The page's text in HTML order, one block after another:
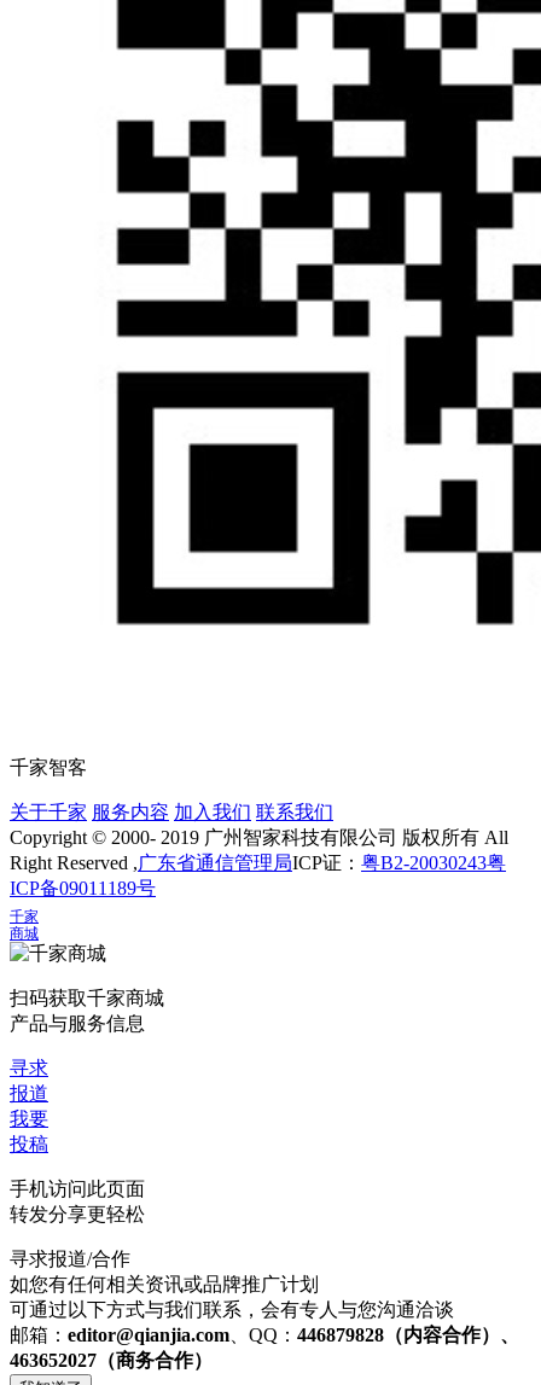
千家智客
关于千家 服务内容 加入我们 联系我们
Copyright © 2000- 2019 广州智家科技有限公司 版权所有 All
Right Reserved ,广东省通信管理局ICP证： 粤B2-20030243粤
ICP备09011189号
千家
商城
扫码获取千家商城
产品与服务信息
寻求
报道
我要
投稿
手机访问此页面
转发分享更轻松
寻求报道/合作
如您有任何相关资讯或品牌推广计划
可通过以下方式与我们联系，会有专人与您沟通洽谈
邮箱： editor@qianjia.com 、QQ： 446879828（内容合作）、
463652027（商务合作）